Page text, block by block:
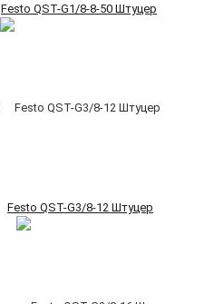
Festo QST-G1/8-8-50 Штуцер
Festo QST-G3/8-12 Штуцер